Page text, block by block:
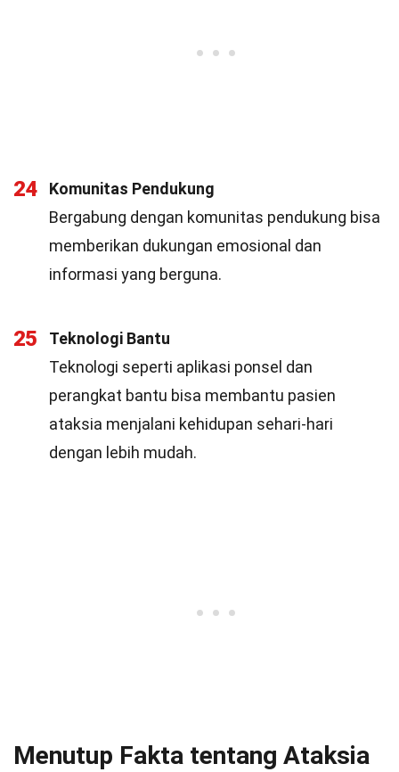
24
Komunitas Pendukung
Bergabung dengan komunitas pendukung bisa
memberikan dukungan emosional dan
informasi yang berguna.
25
Teknologi Bantu
Teknologi seperti aplikasi ponsel dan
perangkat bantu bisa membantu pasien
ataksia menjalani kehidupan sehari-hari
dengan lebih mudah.
Menutup Fakta tentang Ataksia